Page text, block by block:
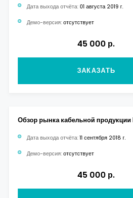
Дата выхода отчёта: 01 августа 2019 г.
Демо-версия: отсутствует
45 000 р.
ЗАКАЗАТЬ
Обзор рынка кабельной продукции
Дата выхода отчёта: 11 сентября 2018 г.
Демо-версия: отсутствует
45 000 р.